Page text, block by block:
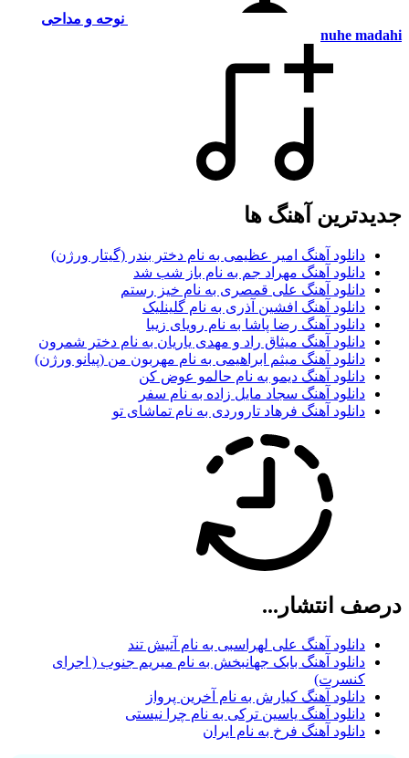
نوحه و مداحی
nuhe madahi
جدیدترین آهنگ ها
دانلود آهنگ امیر عظیمی به نام دختر بندر (گیتار ورژن)
دانلود آهنگ مهراد جم به نام باز شب شد
دانلود آهنگ علی قمصری به نام خیز رستم
دانلود آهنگ افشین آذری به نام گلینلیک
دانلود آهنگ رضا پاشا به نام رویای زیبا
دانلود آهنگ میثاق راد و مهدی یاریان به نام دختر شمرون
دانلود آهنگ میثم ابراهیمی به نام مهربون من (پیانو ورژن)
دانلود آهنگ دیمو به نام حالمو عوض کن
دانلود آهنگ سجاد مایل زاده به نام سفر
دانلود آهنگ فرهاد تاروردی به نام تماشای تو
درصف انتشار...
دانلود آهنگ علی لهراسبی به نام آتیش تند
دانلود آهنگ بابک جهانبخش به نام میریم جنوب ( اجرای
کنسرت)
دانلود آهنگ کیارش به نام آخرین پرواز
دانلود آهنگ یاسین ترکی به نام چرا نیستی
دانلود آهنگ فرخ به نام ایران